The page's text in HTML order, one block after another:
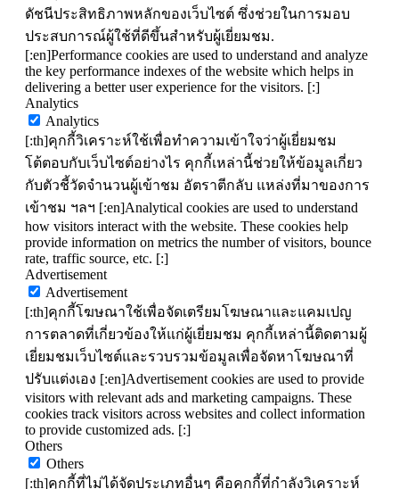
ดัชนีประสิทธิภาพหลักของเว็บไซต์ ซึ่งช่วยในการมอบ
ประสบการณ์ผู้ใช้ที่ดีขึ้นสำหรับผู้เยี่ยมชม.
[:en]Performance cookies are used to understand and analyze
the key performance indexes of the website which helps in
delivering a better user experience for the visitors. [:]
Analytics
Analytics
[:th]คุกกี้วิเคราะห์ใช้เพื่อทำความเข้าใจว่าผู้เยี่ยมชม
โต้ตอบกับเว็บไซต์อย่างไร คุกกี้เหล่านี้ช่วยให้ข้อมูลเกี่ยว
กับตัวชี้วัดจำนวนผู้เข้าชม อัตราตีกลับ แหล่งที่มาของการ
เข้าชม ฯลฯ [:en]Analytical cookies are used to understand
how visitors interact with the website. These cookies help
provide information on metrics the number of visitors, bounce
rate, traffic source, etc. [:]
Advertisement
Advertisement
[:th]คุกกี้โฆษณาใช้เพื่อจัดเตรียมโฆษณาและแคมเปญ
การตลาดที่เกี่ยวข้องให้แก่ผู้เยี่ยมชม คุกกี้เหล่านี้ติดตามผู้
เยี่ยมชมเว็บไซต์และรวบรวมข้อมูลเพื่อจัดหาโฆษณาที่
ปรับแต่งเอง [:en]Advertisement cookies are used to provide
visitors with relevant ads and marketing campaigns. These
cookies track visitors across websites and collect information
to provide customized ads. [:]
Others
Others
[:th]คุกกี้ที่ไม่ได้จัดประเภทอื่นๆ คือคุกกี้ที่กำลังวิเคราะห์